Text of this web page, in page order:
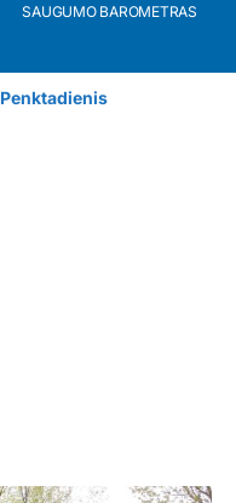
SAUGUMO BAROMETRAS
Penktadienis